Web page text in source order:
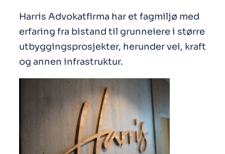
Harris Advokatfirma har et fagmiljø med
erfaring fra bistand til grunneiere i større
utbyggingsprosjekter, herunder vei, kraft
og annen infrastruktur.